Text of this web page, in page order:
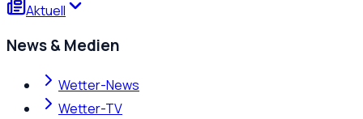
Aktuell
News & Medien
Wetter-News
Wetter-TV